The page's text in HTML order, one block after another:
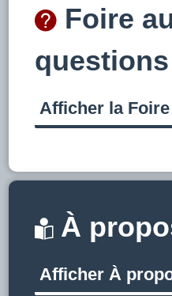
Foire
questions
Afficher la
À
Afficher À